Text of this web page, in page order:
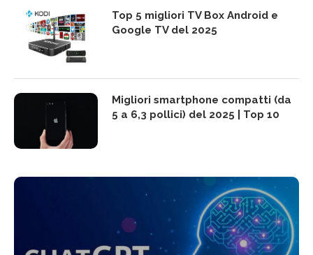
Top 5 migliori TV Box Android e
Google TV del 2025
Migliori smartphone compatti (da
5 a 6,3 pollici) del 2025 | Top 10